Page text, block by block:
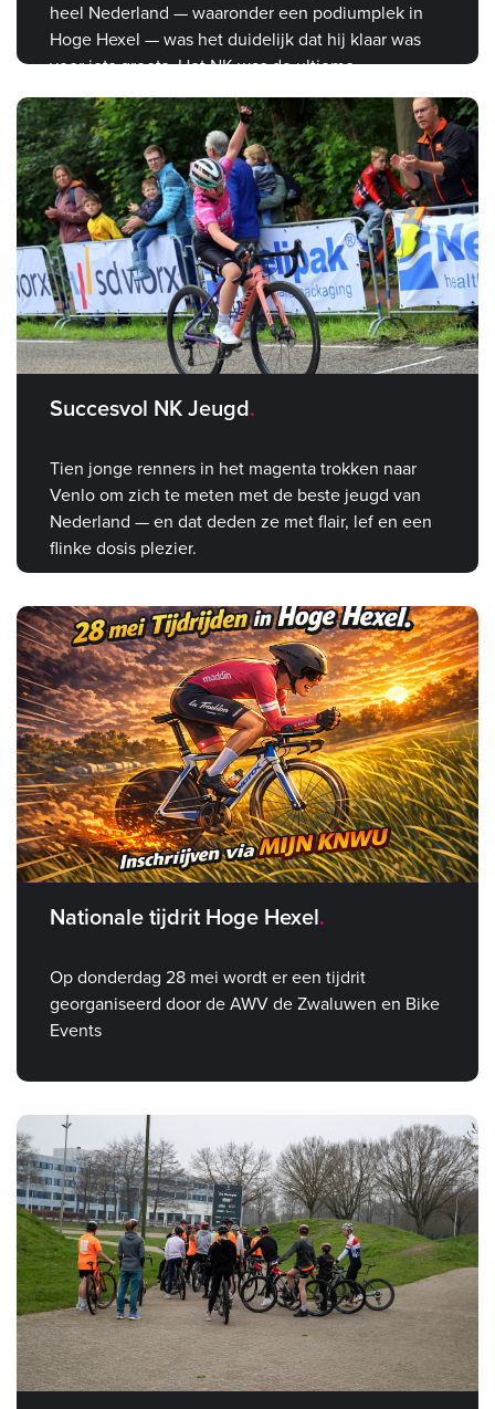
heel Nederland — waaronder een podiumplek in
Hoge Hexel — was het duidelijk dat hij klaar was
voor iets groots. Het NK was de ultieme
bevestiging.
Succesvol NK Jeugd
Tien jonge renners in het magenta trokken naar
Venlo om zich te meten met de beste jeugd van
Nederland — en dat deden ze met flair, lef en een
flinke dosis plezier.
Nationale tijdrit Hoge Hexel
Op donderdag 28 mei wordt er een tijdrit
georganiseerd door de AWV de Zwaluwen en Bike
Events